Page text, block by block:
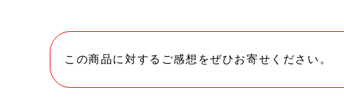
この商品に対するご感想をぜひお寄せください。